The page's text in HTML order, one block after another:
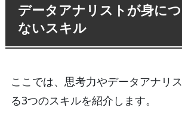
データアナリストが身に
ないスキル
ここでは、思考力やデータアナリ
る3つのスキルを紹介します。